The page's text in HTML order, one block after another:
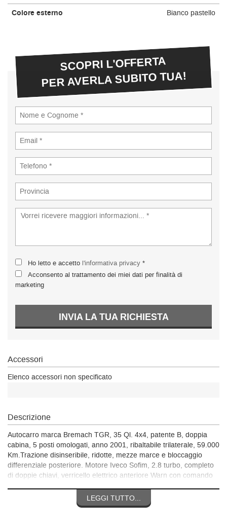
Colore esterno Bianco pastello
SCOPRI L'OFFERTA
PER AVERLA SUBITO TUA!
Ho letto e accetto l'informativa privacy *
Acconsento al trattamento dei miei dati per finalità di
marketing
INVIA LA TUA RICHIESTA
Accessori
Elenco accessori non specificato
Descrizione
Autocarro marca Bremach TGR, 35 Ql. 4x4, patente B, doppia
cabina, 5 posti omologati, anno 2001, ribaltabile trilaterale, 59.000
Km.Trazione disinseribile, ridotte, mezze marce e bloccaggio
differenziale posteriore. Motore Iveco Sofim, 2.8 turbo, completo
di doppie chiavi, verricello elettrico anteriore Warn con comando
libretto.Veicolo in perfette condizoni generali, per qualsiasi
informazione chiamare il 3356531771 o il 3483705981.
LEGGI TUTTO...